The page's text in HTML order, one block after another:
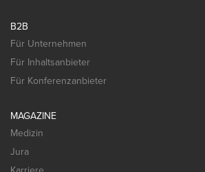
B2B
Für Unternehmen
Für Inhaltsanbieter
Für Konferenzanbieter
MAGAZINE
Medizin
Jura